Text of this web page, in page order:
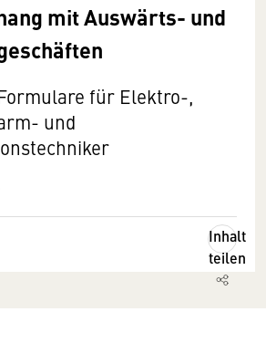
mit Auswärts- und
für Elektro-,
und
Inhalt
teilen